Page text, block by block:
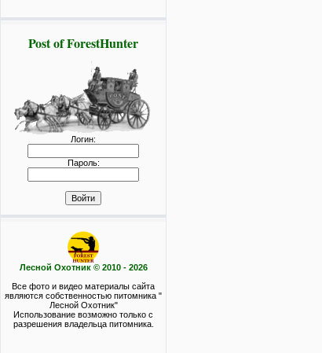
Post of ForestHunter
Логин:
Пароль:
Лесной Охотник © 2010 - 2026
Все фото и видео материалы сайта
являются собственностью питомника "
Лесной Охотник"
Использование возможно только с
разрешения владельца питомника.